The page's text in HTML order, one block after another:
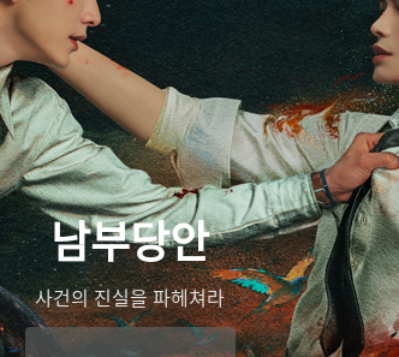
남부당안
사건의 진실을 파헤쳐라